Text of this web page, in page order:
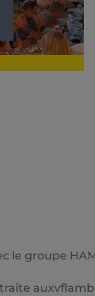
le groupe